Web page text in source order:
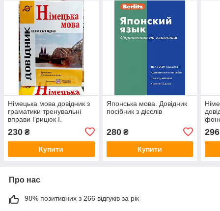
Німецька мова довідник з
граматики тренувальні
вправи Грицюк І.
230 ₴
Купити
Японська мова. Довідник
посібник з дієслів
280₴
Купити
296
Про нас
98% позитивних з 266 відгуків за рік